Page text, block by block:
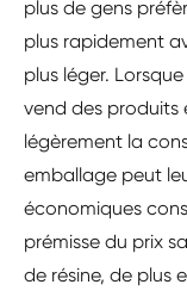
plus de gens
plus rapidement
plus léger.
vend des produits
légèrement la
emballage peut
économiques
prémisse du prix
de résine, de plus